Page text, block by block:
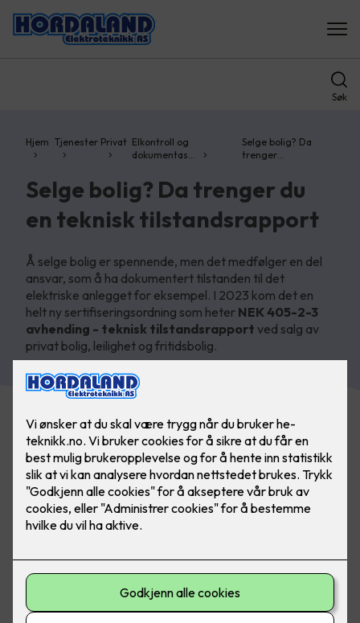
Søk
Hjem Tjenester Privat Elkontroll og
dokumentas…
Selge bolig? Da
trenger…
Selge bolig? Da trenger du
en teknisk tilstandsrapport
Å selge bolig er spennende, men det medfølger en del
ansvar, som å ha dokumentert tilstanden til det
elektriske anlegget for eksempel. I 2023 kom det en
helt ny sertifiseringsordning som heter NEK 405-2-3
avhending - teknisk tilstandsrapport ved salg av
privat bolig, leilighet og fritidsbolig.